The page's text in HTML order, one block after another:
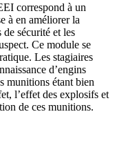
correspond à un
à en améliorer la
sécurité et les
Ce module se
Les stagiaires
d’engins
munitions étant bien
l’effet des explosifs et
de ces munitions.